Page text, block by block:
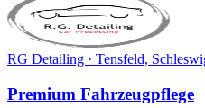
RG Detailing · Tensfeld,
Premium Fahrzeugpflege